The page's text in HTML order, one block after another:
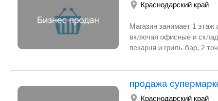
Краснодарский край
Магазин занимает 1
включая офисные и
пекарня и гриль-бар, 2
офисным оборудованием
продажа
Краснодарский край